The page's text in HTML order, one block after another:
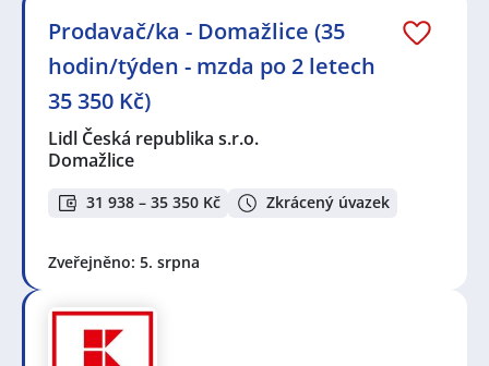
Prodavač/ka - Domažlice (35
hodin/týden - mzda po 2 letech
35 350 Kč)
Lidl Česká republika s.r.o.
Domažlice
31 938 – 35 350 Kč Zkrácený úvazek
Zveřejněno: 5. srpna